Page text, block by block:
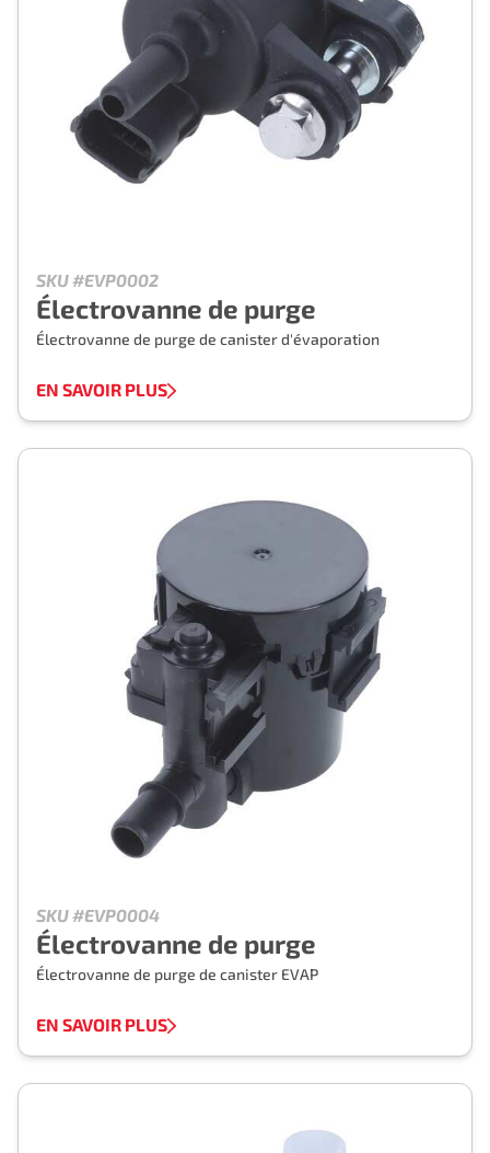
SKU #EVP0002
Électrovanne de purge
Électrovanne de purge de canister d'évaporation
EN SAVOIR PLUS
SKU #EVP0004
Électrovanne de purge
Électrovanne de purge de canister EVAP
EN SAVOIR PLUS